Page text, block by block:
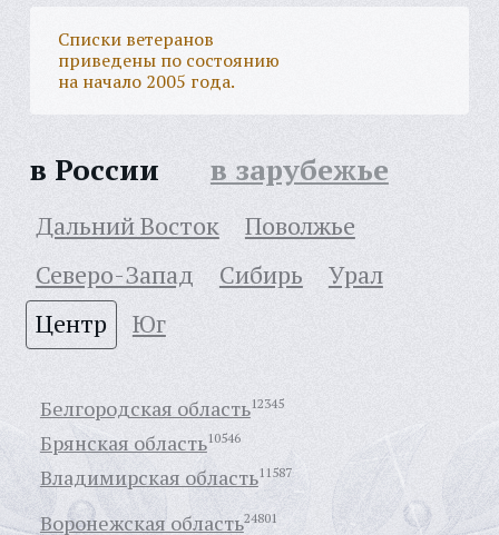
Списки ветеранов
приведены по состоянию
на начало 2005 года.
в России в зарубежье
Дальний Восток
Поволжье
Северо-Запад
Сибирь
Урал
Центр
Юг
Белгородская область12345
Брянская область10546
Владимирская область11587
Воронежская область24801